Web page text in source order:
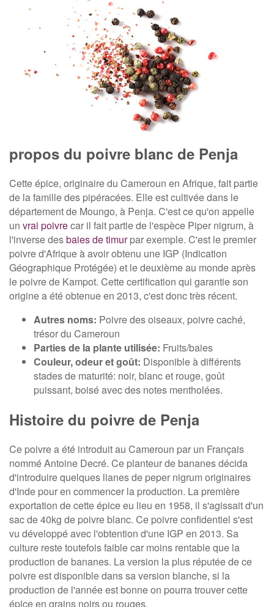
propos du poivre blanc de Penja
Cette épice, originaire du Cameroun en Afrique, fait partie
de la famille des pipéracées. Elle est cultivée dans le
département de Moungo, à Penja. C'est ce qu'on appelle
un vrai poivrecar il fait partie de l'espèce Piper nigrum, à
l'inverse desbaies de timurpar exemple. C'est le premier
poivre d'Afrique à avoir obtenu une IGP (Indication
Géographique Protégée) et le deuxième au monde après
le poivre de Kampot. Cette certification qui garantie son
origine a été obtenue en 2013, c'est donc très récent.
Autres noms: Poivre des oiseaux, poivre caché,
trésor du Cameroun
Parties de la plante utilisée: Fruits/baies
Couleur, odeur et goût: Disponible à différents
stades de maturité: noir, blanc et rouge, goût
puissant, boisé avec des notes mentholées.
Histoire du poivre de Penja
Ce poivre a été introduit au Cameroun par un Français
nommé Antoine Decré. Ce planteur de bananes décida
d'introduire quelques lianes de peper nigrum originaires
d'Inde pour en commencer la production. La première
exportation de cette épice eu lieu en 1958, il s'agissait d'un
sac de 40kg de poivre blanc. Ce poivre confidentiel s'est
vu développé avec l'obtention d'une IGP en 2013. Sa
culture reste toutefois faible car moins rentable que la
production de bananes. La version la plus réputée de ce
poivre est disponible dans sa version blanche, si la
production de l'année est bonne on pourra trouver cette
épice en grains noirs ou rouges.